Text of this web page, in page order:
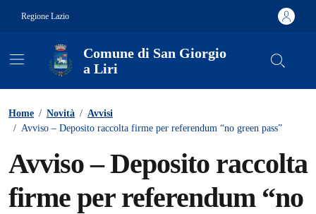
Regione Lazio
Comune di San Giorgio
a Liri
Home / Novità / Avvisi
/ Avviso – Deposito raccolta firme per referendum “no green pass”
Avviso – Deposito raccolta
firme per referendum “no